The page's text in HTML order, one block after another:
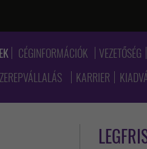
CÉGINFORMÁCIÓK VEZETŐSÉG
KARRIER